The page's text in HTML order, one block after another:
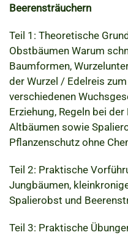
Beerensträuchern
Teil 1: Theoretische
Obstbäumen Warum
Baumformen,
der Wurzel / Edelreis
verschiedenen
Erziehung, Regeln bei
Altbäumen sowie
Pflanzenschutz ohne
Teil 2: Praktische
Jungbäumen,
Spalierobst und
Teil 3: Praktische